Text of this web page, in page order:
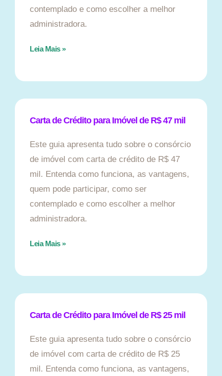
contemplado e como escolher a melhor
administradora.
Leia Mais »
Carta de Crédito para Imóvel de R$ 47 mil
Este guia apresenta tudo sobre o consórcio
de imóvel com carta de crédito de R$ 47
mil. Entenda como funciona, as vantagens,
quem pode participar, como ser
contemplado e como escolher a melhor
administradora.
Leia Mais »
Carta de Crédito para Imóvel de R$ 25 mil
Este guia apresenta tudo sobre o consórcio
de imóvel com carta de crédito de R$ 25
mil. Entenda como funciona, as vantagens,